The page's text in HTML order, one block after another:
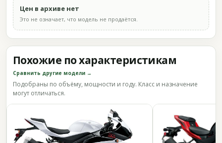
Цен в архиве нет
Это не означает, что модель не продаётся.
Похожие по характеристикам
Сравнить другие модели →
Подобраны по объёму, мощности и году. Класс и назначение
могут отличаться.